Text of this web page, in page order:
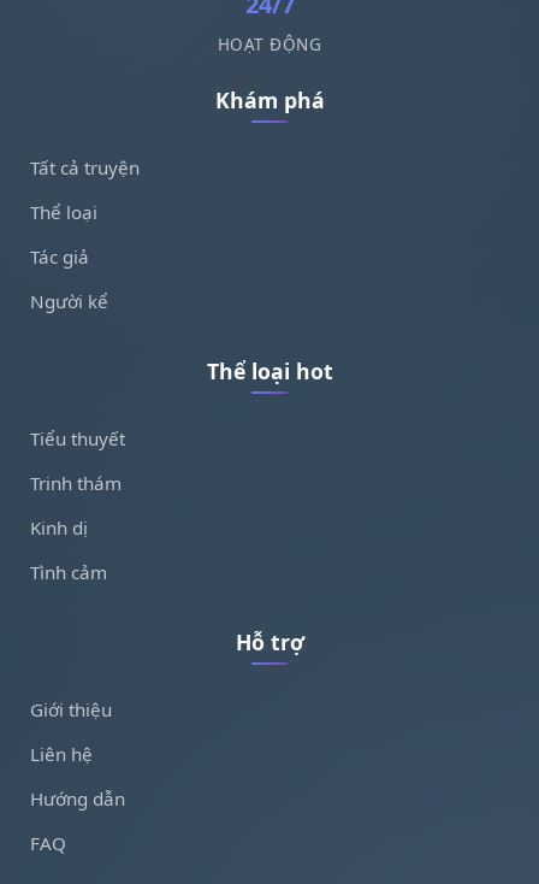
HOẠT ĐỘNG
Khám phá
Tất cả truyện
Thể loại
Tác giả
Người kể
Thể loại hot
Tiểu thuyết
Trinh thám
Kinh dị
Tình cảm
Hỗ trợ
Giới thiệu
Liên hệ
Hướng dẫn
FAQ